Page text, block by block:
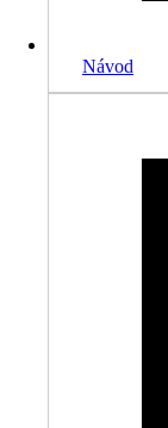
Návod